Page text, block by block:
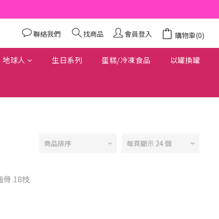
聯絡我們 找商品 會員登入 購物車(0)
地球人 生日系列 蛋糕/冷凍食品 以罐換罐
商品排序 每頁顯示 24 個